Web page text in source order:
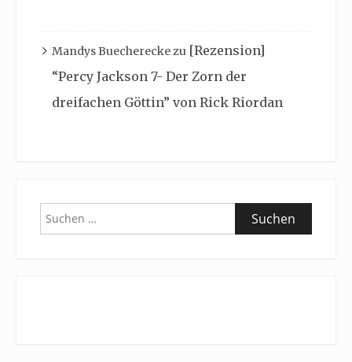
Mandys Buechereckezu [Rezension]
“Percy Jackson 7- Der Zorn der
dreifachen Göttin” von Rick Riordan
Suchen
nach: